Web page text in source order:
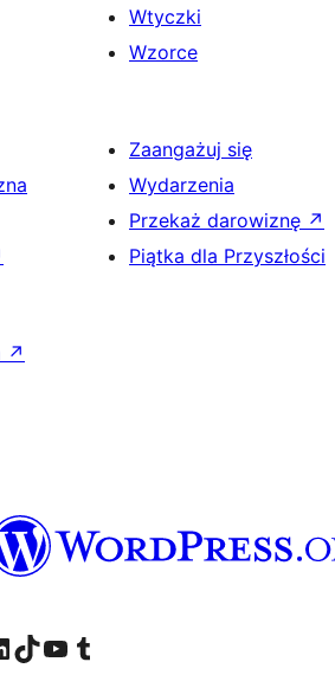
Wtyczki
Wzorce
Zaangażuj się
Wydarzenia
Przekaż darowiznę ↗
Piątka dla Przyszłości
↗
Facebooka
konto na Instagramie
nasze konto na LinkedIn
Odwiedź naszego TikToka
Odwiedź nasz kanał YouTube
Odwiedź naszego Tumblra